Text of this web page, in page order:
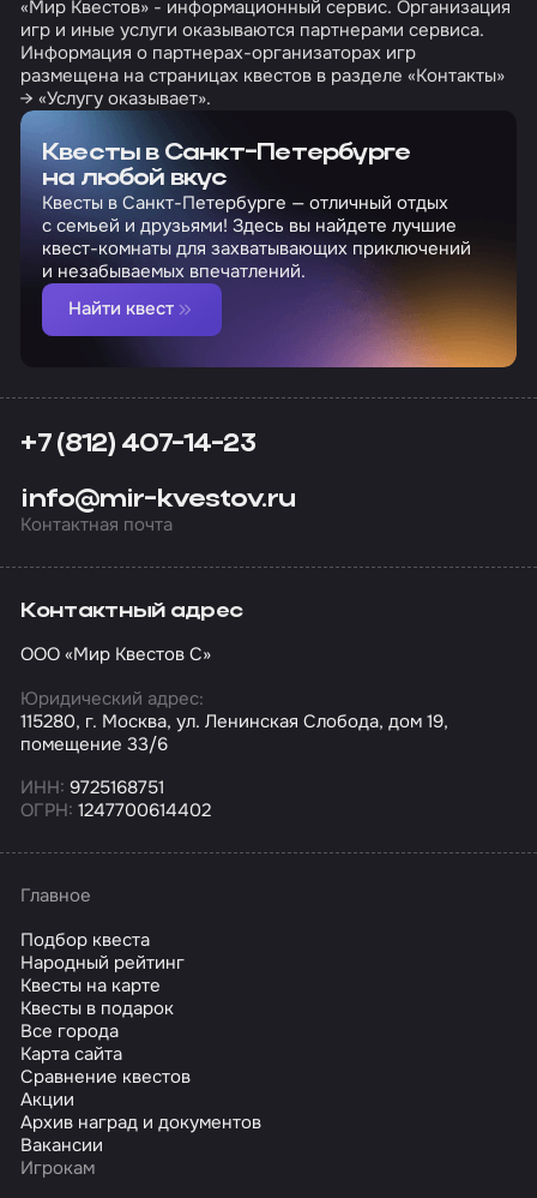
«Мир Квестов» - информационный сервис. Организация
игр и иные услуги оказываются партнерами сервиса.
Информация о партнерах-организаторах игр
размещена на страницах квестов в разделе «Контакты»
→ «Услугу оказывает».
Квесты в Санкт-Петербурге
на любой вкус
Квесты в Санкт-Петербурге — отличный отдых
с семьей и друзьями! Здесь вы найдете лучшие
квест-комнаты для захватывающих приключений
и незабываемых впечатлений.
Найти квест
+7 (812) 407-14-23
info@mir-kvestov.ru
Контактная почта
Контактный адрес
ООО «Мир Квестов С»
Юридический адрес:
115280, г. Москва, ул. Ленинская Слобода, дом 19,
помещение 33/6
ИНН: 9725168751
ОГРН: 1247700614402
Главное
Подбор квеста
Народный рейтинг
Квесты на карте
Квесты в подарок
Все города
Карта сайта
Сравнение квестов
Акции
Архив наград и документов
Вакансии
Игрокам